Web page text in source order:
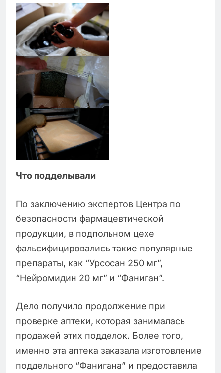
Что подделывали
По заключению экспертов Центра по
безопасности фармацевтической
продукции, в подпольном цехе
фальсифицировались такие популярные
препараты, как “Урсосан 250 мг”,
“Нейромидин 20 мг” и “Фаниган”.
Дело получило продолжение при
проверке аптеки, которая занималась
продажей этих подделок. Более того,
именно эта аптека заказала изготовление
поддельного “Фанигана” и предоставила